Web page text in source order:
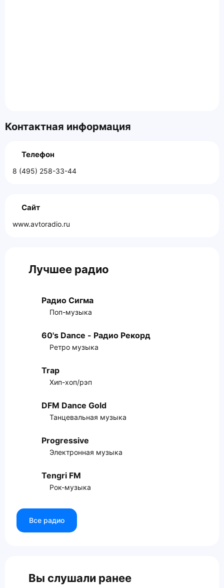
Контактная информация
Телефон
8 (495) 258-33-44
Сайт
www.avtoradio.ru
Лучшее радио
Радио Сигма
Поп-музыка
60's Dance - Радио Рекорд
Ретро музыка
Trap
Хип-хоп/рэп
DFM Dance Gold
Танцевальная музыка
Progressive
Электронная музыка
Tengri FM
Рок-музыка
Все радио
Вы слушали ранее